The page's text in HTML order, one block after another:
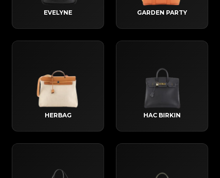
EVELYNE GARDEN PARTY
HERBAG HAC BIRKIN